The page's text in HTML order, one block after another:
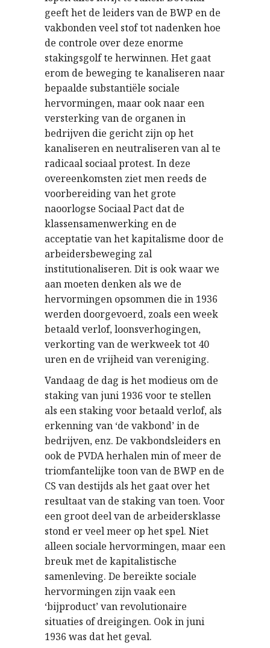
geeft het de leiders van de BWP en de
vakbonden veel stof tot nadenken hoe
de controle over deze enorme
stakingsgolf te herwinnen. Het gaat
erom de beweging te kanaliseren naar
bepaalde substantiële sociale
hervormingen, maar ook naar een
versterking van de organen in
bedrijven die gericht zijn op het
kanaliseren en neutraliseren van al te
radicaal sociaal protest. In deze
overeenkomsten ziet men reeds de
voorbereiding van het grote
naoorlogse Sociaal Pact dat de
klassensamenwerking en de
acceptatie van het kapitalisme door de
arbeidersbeweging zal
institutionaliseren. Dit is ook waar we
aan moeten denken als we de
hervormingen opsommen die in 1936
werden doorgevoerd, zoals een week
betaald verlof, loonsverhogingen,
verkorting van de werkweek tot 40
uren en de vrijheid van vereniging.
Vandaag de dag is het modieus om de
staking van juni 1936 voor te stellen
als een staking voor betaald verlof, als
erkenning van ‘de vakbond’ in de
bedrijven, enz. De vakbondsleiders en
ook de PVDA herhalen min of meer de
triomfantelijke toon van de BWP en de
CS van destijds als het gaat over het
resultaat van de staking van toen. Voor
een groot deel van de arbeidersklasse
stond er veel meer op het spel. Niet
alleen sociale hervormingen, maar een
breuk met de kapitalistische
samenleving. De bereikte sociale
hervormingen zijn vaak een
‘bijproduct’ van revolutionaire
situaties of dreigingen. Ook in juni
1936 was dat het geval.